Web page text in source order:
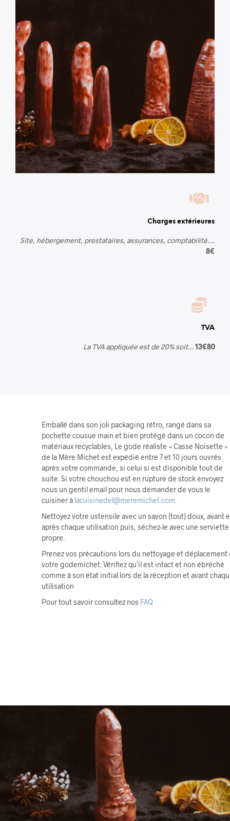
Charges extérieures
Site, hébergement, prestataires, assurances, comptabilité….
8€
TVA
La TVA appliquée est de 20% soit…13€80
Emballé dans son joli packaging rétro, rangé dans sa
pochette cousue main et bien protégé dans un cocon de
matériaux recyclables, Le gode réaliste « Casse Noisette »
de la Mère Michet est expédié entre 7 et 10 jours ouvrés
après votre commande, si celui si est disponible tout de
suite. Si votre chouchou est en rupture de stock envoyez
nous un gentil email pour nous demander de vous le
cuisiner à lacuisinedel@meremichet.com.
Nettoyez votre ustensile avec un savon (tout) doux, avant
après chaque utilisation puis, séchez-le avec une serviette
propre.
Prenez vos précautions lors du nettoyage et déplacement
votre godemichet. Vérifiez qu’il est intact et non ébréché
comme à son état initial lors de la réception et avant
utilisation
Pour tout savoir consultez nos FAQ